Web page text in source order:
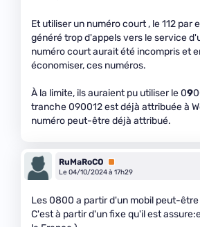
Et utiliser un numéro court , le 112 par
généré trop d'appels vers le service
numéro court aurait été incompris et
économiser, ces numéros.
À la limite, ils auraient pu utiliser le 09
tranche 090012 est déjà attribuée à
numéro peut-être déjà attribué.
RuMaRoCO
Premium
Le 04/10/2024 à 17h29
Les 0800 a partir d'un mobil peut-
C'est à partir d'un fixe qu'il est